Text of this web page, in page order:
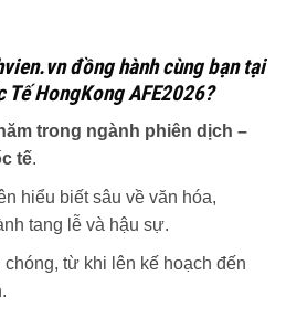
đồng hành cùng bạn tại
Tế HongKong AFE2026?
trong ngành phiên dịch –
tế.
hiểu biết sâu về văn hóa,
tang lễ và hậu sự.
chóng, từ khi lên kế hoạch đến